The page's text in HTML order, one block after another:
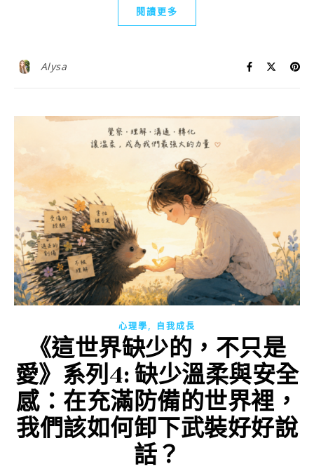
閱讀更多
Alysa
心理學, 自我成長
《這世界缺少的，不只是
愛》系列4: 缺少溫柔與安全
感：在充滿防備的世界裡，
我們該如何卸下武裝好好說
話？